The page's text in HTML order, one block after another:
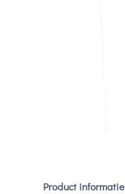
Product informatie